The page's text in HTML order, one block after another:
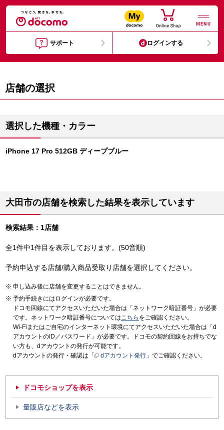
MENU
サポート ログインする
店舗の選択
選択した機種・カラー
iPhone 17 Pro 512GB ディープブルー
大田市の店舗を検索した結果を表示しています
検索結果：1店舗
全1件中1件目を表示しております。(50音順)
予約申込する店舗/購入商品受取り店舗を選択してください。
申し込み後に店舗を変更することはできません。
予約手続きにはログインが必要です。
ドコモ回線にてアクセスいただいた場合は「ネットワーク暗証番号」が必要
です。ネットワーク暗証番号についてはこちら をご確認ください。
Wi-Fiまたはご自宅のインターネット環境にてアクセスいただいた場合は「d
アカウントのID／パスワード」が必要です。ドコモの契約回線をお持ちでな
い方も、dアカウントの発行が可能です。
dアカウントの発行・確認は「
dアカウント発行 」でご確認ください。
ドコモショップを表示
量販店などを表示